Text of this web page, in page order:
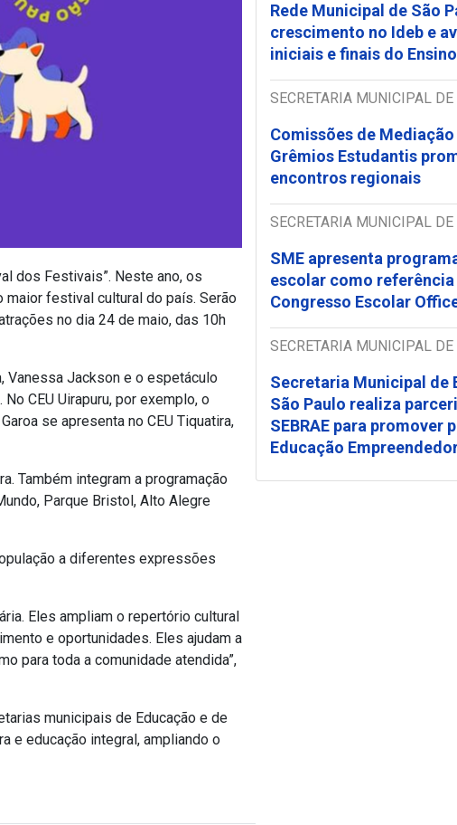
dos Festivais”. Neste ano, os
maior festival cultural do país. Serão
no dia 24 de maio, das 10h
Vanessa Jackson e o espetáculo
CEU Uirapuru, por exemplo, o
se apresenta no CEU Tiquatira,
Também integram a programação
Parque Bristol, Alto Alegre
a diferentes expressões
Eles ampliam o repertório cultural
e oportunidades. Eles ajudam a
para toda a comunidade atendida”,
municipais de Educação e de
e educação integral, ampliando o
Rede Municipal de São
crescimento no Ideb e
iniciais e finais do
SECRETARIA MUNICIPAL DE
Comissões de
Grêmios Estudantis
encontros regionais
SECRETARIA MUNICIPAL DE
SME apresenta
escolar como referência
Congresso Escolar
SECRETARIA MUNICIPAL DE
Secretaria Municipal de
São Paulo realiza
SEBRAE para promover
Educação